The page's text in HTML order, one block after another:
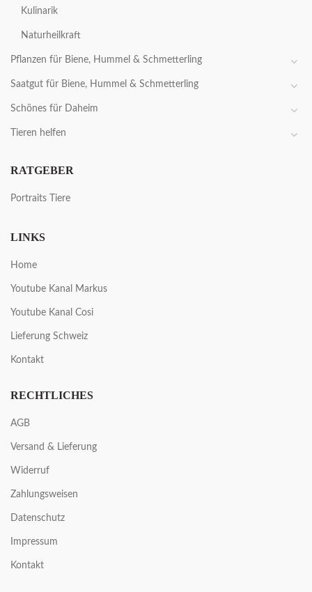
Kulinarik
Naturheilkraft
Pflanzen für Biene, Hummel & Schmetterling
Saatgut für Biene, Hummel & Schmetterling
Schönes für Daheim
Tieren helfen
RATGEBER
Portraits Tiere
LINKS
Home
Youtube Kanal Markus
Youtube Kanal Cosi
Lieferung Schweiz
Kontakt
RECHTLICHES
AGB
Versand & Lieferung
Widerruf
Zahlungsweisen
Datenschutz
Impressum
Kontakt